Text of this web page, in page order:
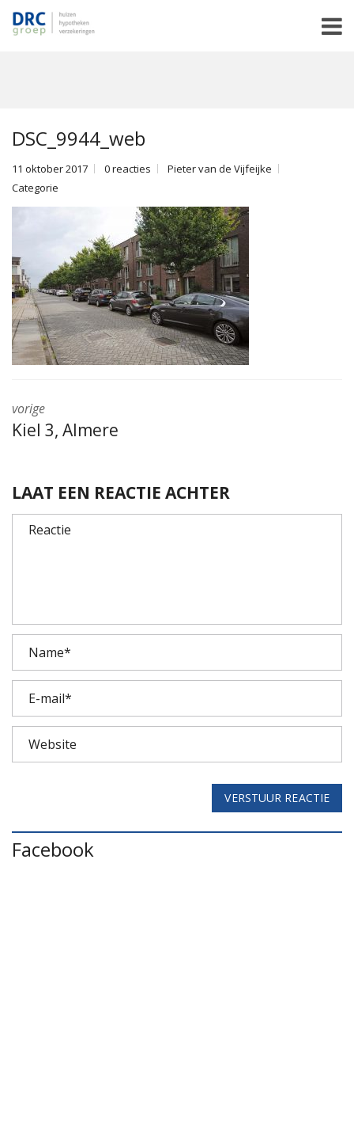
DSC_9944_web
11 oktober 2017 0 reacties
Pieter van de Vijfeijke
Categorie
vorige
Kiel 3, Almere
LAAT EEN REACTIE ACHTER
VERSTUUR REACTIE
Facebook